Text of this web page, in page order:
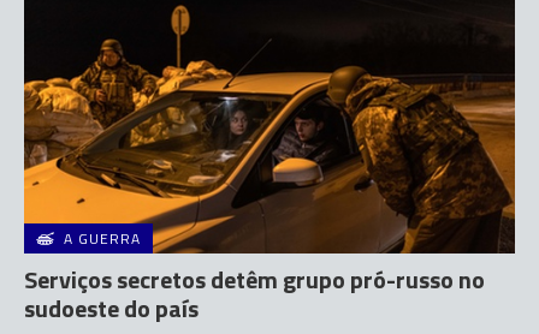
A GUERRA
Serviços secretos detêm grupo pró-russo no
sudoeste do país